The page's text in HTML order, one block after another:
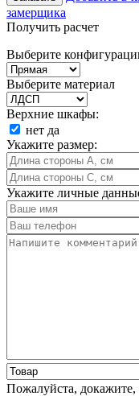
замерщика
Получить расчет
Выберите
Выберите материал
Верхние шкафы:
нет да
Укажите размер:
Укажите личные
Пожалуйста,